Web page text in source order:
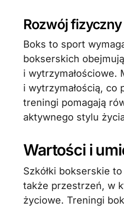
Rozwój fizyczny
Boks to sport
bokserskich
i wytrzymałościowe.
i wytrzymałością, co
treningi pomagają
aktywnego stylu
Wartości i
Szkółki bokserskie
także przestrzeń, w
życiowe. Treningi